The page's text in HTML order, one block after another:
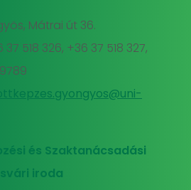
Mátrai út 36.
518 326, +36 37 518 327,
és Szaktanácsadási
iroda